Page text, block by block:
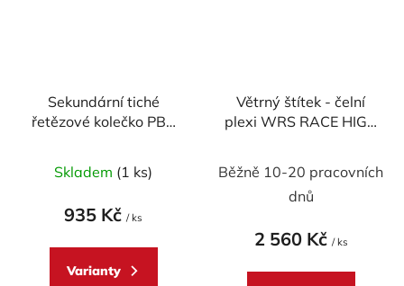
Sekundární tiché
řetězové kolečko PBR
V4/S mod.525
Skladem (1 ks)
935 Kč / ks
Varianty
Větrný štítek - čelní
plexi WRS RACE HIGH
2012-2017
Běžně 10-20 pracovních
dnů
2 560 Kč / ks